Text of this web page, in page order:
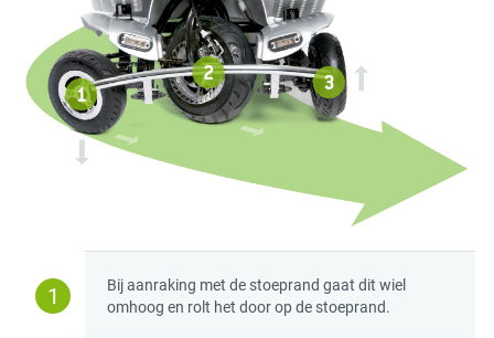
1
Bij aanraking met de stoeprand gaat dit wiel
omhoog en rolt het door op de stoeprand.